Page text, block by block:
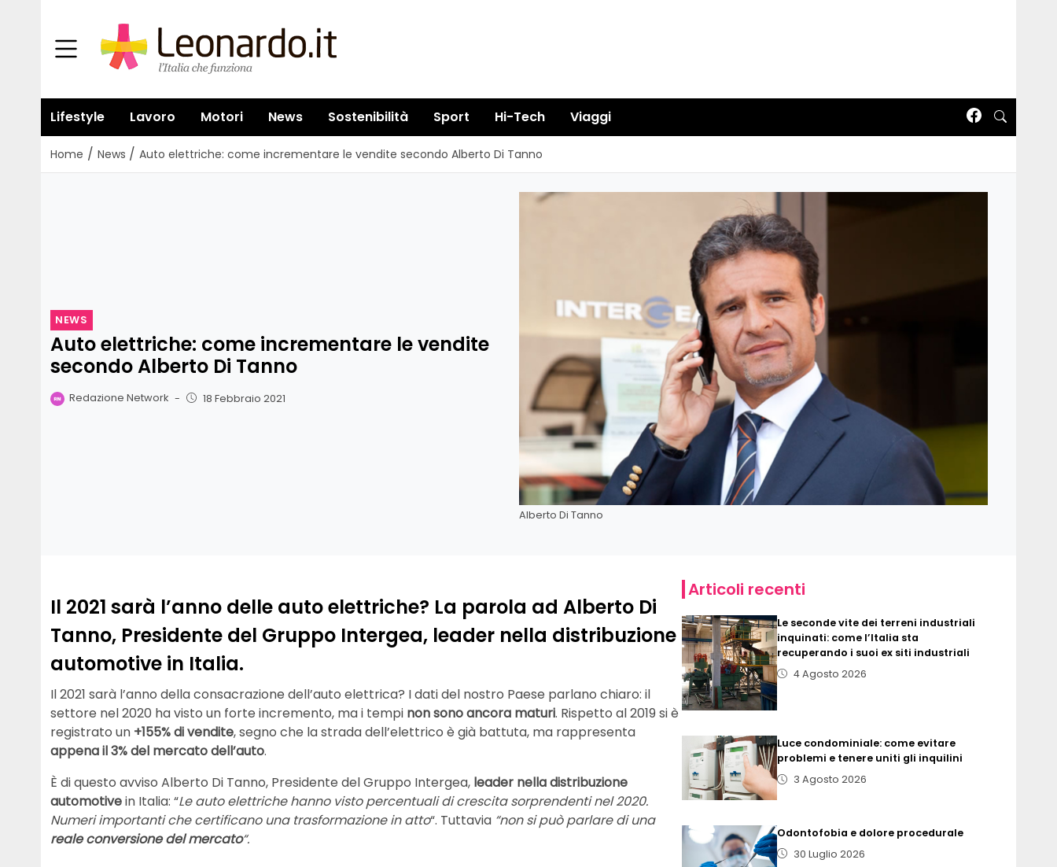
Lifestyle Lavoro Motori News Sostenibilità Sport Hi-Tech Viaggi
Home / News / Auto elettriche: come incrementare le vendite secondo Alberto Di Tanno
NEWS
Auto elettriche: come incrementare le vendite
secondo Alberto Di Tanno
Redazione Network - 18 Febbraio 2021
Alberto Di Tanno
Il 2021 sarà l’anno delle auto elettriche? La parola ad Alberto Di
Tanno, Presidente del Gruppo Intergea, leader nella distribuzione
automotive in Italia.
Il 2021 sarà l’anno della consacrazione dell’auto elettrica? I dati del nostro Paese parlano chiaro: il
settore nel 2020 ha visto un forte incremento, ma i tempi non sono ancora maturi. Rispetto al 2019 si è
registrato un +155% di vendite, segno che la strada dell’elettrico è già battuta, ma rappresenta
appena il 3% del mercato dell’auto.
È di questo avviso Alberto Di Tanno, Presidente del Gruppo Intergea, leader nella distribuzione
automotivein Italia: “Le auto elettriche hanno visto percentuali di crescita sorprendenti nel 2020.
Numeri importanti che certificano una trasformazione in atto“. Tuttavia “non si può parlare di una
reale conversione del mercato“.
Articoli recenti
Le seconde vite dei terreni industriali
inquinati: come l’Italia sta
recuperando i suoi ex siti industriali
4 Agosto 2026
Luce condominiale: come evitare
problemi e tenere uniti gli inquilini
3 Agosto 2026
Odontofobia e dolore procedurale
30 Luglio 2026